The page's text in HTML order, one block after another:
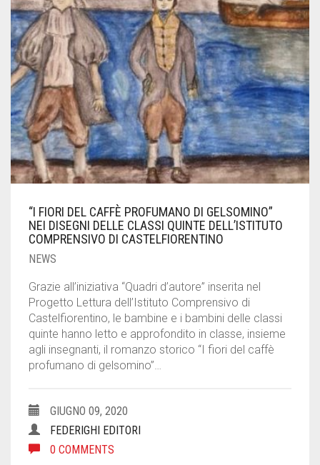
“I FIORI DEL CAFFÈ PROFUMANO DI GELSOMINO”
NEI DISEGNI DELLE CLASSI QUINTE DELL’ISTITUTO
COMPRENSIVO DI CASTELFIORENTINO
NEWS
Grazie all’iniziativa “Quadri d’autore” inserita nel
Progetto Lettura dell’Istituto Comprensivo di
Castelfiorentino, le bambine e i bambini delle classi
quinte hanno letto e approfondito in classe, insieme
agli insegnanti, il romanzo storico “I fiori del caffè
profumano di gelsomino”…
GIUGNO 09, 2020
FEDERIGHI EDITORI
0 COMMENTS